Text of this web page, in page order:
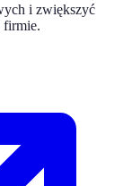
i zwiększyć
firmie.